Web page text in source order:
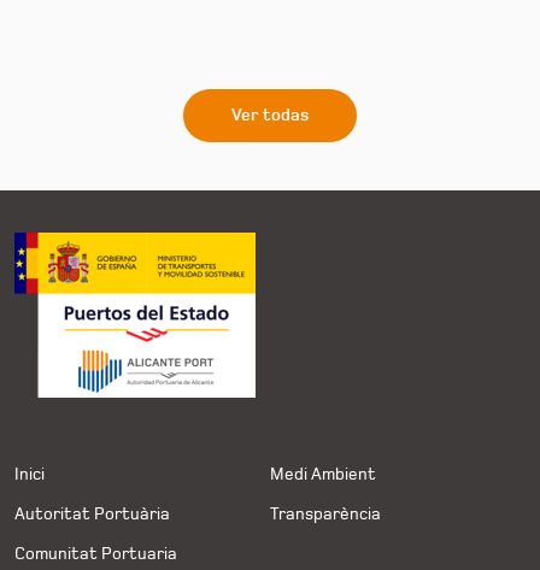
Ver todas
Inici
Autoritat Portuària
Comunitat Portuaria
Medi Ambient
Transparència